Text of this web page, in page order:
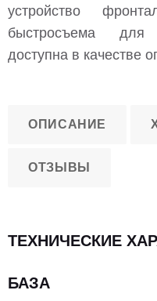
устройство
быстросъема для
доступна в качестве
ОПИСАНИЕ
ОТЗЫВЫ
ТЕХНИЧЕСКИЕ
БАЗА